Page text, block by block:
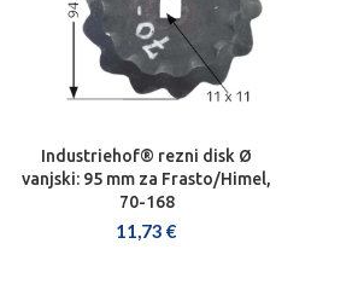
DODAJ U KOŠARICU
Industriehof® rezni disk Ø
vanjski: 95 mm za Frasto/Himel,
70-168
11,73€